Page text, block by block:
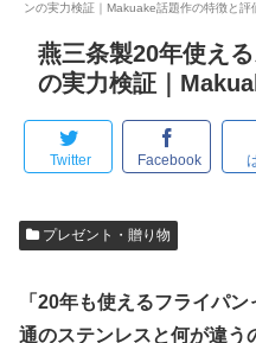
ンの実力検証｜Makuake話題作の特徴と評
燕三条製20年使え
の実力検証｜
Twitter Facebook
プレゼント・贈り物
「20年も使えるフライパ
通のステンレスと何が違う